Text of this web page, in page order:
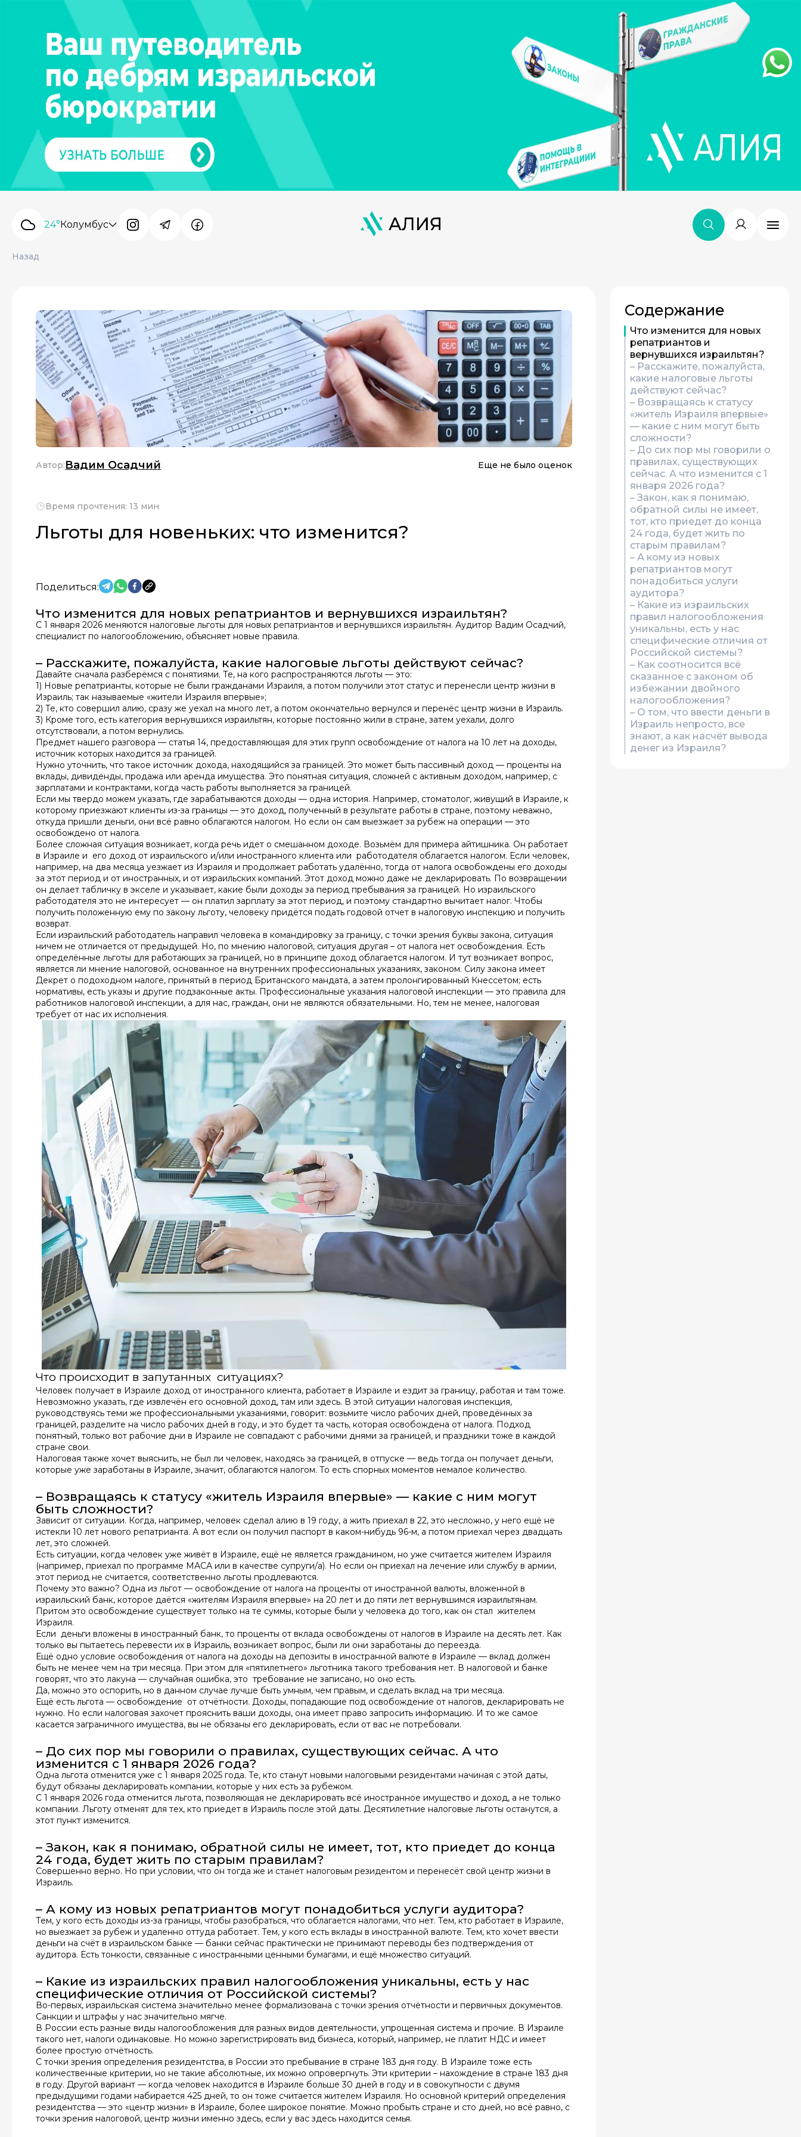
24°Колумбус
Назад
Автор:Вадим Осадчий Еще не было оценок
Время прочтения: 13 мин
Льготы для новеньких: что изменится?
Поделиться:
Что изменится для новых репатриантов и вернувшихся израильтян?
С 1 января 2026 меняются налоговые льготы для новых репатриантов и вернувшихся израильтян. Аудитор Вадим Осадчий,
специалист по налогообложению, объясняет новые правила.
– Расскажите, пожалуйста, какие налоговые льготы действуют сейчас?
Давайте сначала разберёмся с понятиями. Те, на кого распространяются льготы — это:
1) Новые репатрианты, которые не были гражданами Израиля, а потом получили этот статус и перенесли центр жизни в
Израиль; так называемые «жители Израиля впервые»;
2) Те, кто совершил алию, сразу же уехал на много лет, а потом окончательно вернулся и перенёс центр жизни в Израиль.
3) Кроме того, есть категория вернувшихся израильтян, которые постоянно жили в стране, затем уехали, долго
отсутствовали, а потом вернулись.
Предмет нашего разговора — статья 14, предоставляющая для этих групп освобождение от налога на 10 лет на доходы,
источник которых находится за границей.
Нужно уточнить, что такое источник дохода, находящийся за границей. Это может быть пассивный доход — проценты на
вклады, дивиденды, продажа или аренда имущества. Это понятная ситуация, сложней с активным доходом, например, с
зарплатами и контрактами, когда часть работы выполняется за границей.
Если мы твердо можем указать, где зарабатываются доходы — одна история. Например, стоматолог, живущий в Израиле, к
которому приезжают клиенты из-за границы — это доход, полученный в результате работы в стране, поэтому неважно,
откуда пришли деньги, они всё равно облагаются налогом. Но если он сам выезжает за рубеж на операции — это
освобождено от налога.
Более сложная ситуация возникает, когда речь идет о смешанном доходе. Возьмём для примера айтишника. Он работает
в Израиле и его доход от израильского и/или иностранного клиента или работодателя облагается налогом. Если человек,
например, на два месяца уезжает из Израиля и продолжает работать удалённо, тогда от налога освобождены его доходы
за этот период и от иностранных, и от израильских компаний. Этот доход можно даже не декларировать. По возвращении
он делает табличку в экселе и указывает, какие были доходы за период пребывания за границей. Но израильского
работодателя это не интересует — он платил зарплату за этот период, и поэтому стандартно вычитает налог. Чтобы
получить положенную ему по закону льготу, человеку придётся подать годовой отчет в налоговую инспекцию и получить
возврат.
Если израильский работодатель направил человека в командировку за границу, с точки зрения буквы закона, ситуация
ничем не отличается от предыдущей. Но, по мнению налоговой, ситуация другая – от налога нет освобождения. Есть
определённые льготы для работающих за границей, но в принципе доход облагается налогом. И тут возникает вопрос,
является ли мнение налоговой, основанное на внутренних профессиональных указаниях, законом. Силу закона имеет
Декрет о подоходном налоге, принятый в период Британского мандата, а затем пролонгированный Кнессетом; есть
нормативы, есть указы и другие подзаконные акты. Профессиональные указания налоговой инспекции — это правила для
работников налоговой инспекции, а для нас, граждан, они не являются обязательными. Но, тем не менее, налоговая
требует от нас их исполнения.
Что происходит в запутанных ситуациях?
Человек получает в Израиле доход от иностранного клиента, работает в Израиле и ездит за границу, работая и там тоже.
Невозможно указать, где извлечён его основной доход, там или здесь. В этой ситуации налоговая инспекция,
руководствуясь теми же профессиональными указаниями, говорит: возьмите число рабочих дней, проведённых за
границей, разделите на число рабочих дней в году, и это будет та часть, которая освобождена от налога. Подход
понятный, только вот рабочие дни в Израиле не совпадают с рабочими днями за границей, и праздники тоже в каждой
стране свои.
Налоговая также хочет выяснить, не был ли человек, находясь за границей, в отпуске — ведь тогда он получает деньги,
которые уже заработаны в Израиле, значит, облагаются налогом. То есть спорных моментов немалое количество.
– Возвращаясь к статусу «житель Израиля впервые» — какие с ним могут
быть сложности?
Зависит от ситуации. Когда, например, человек сделал алию в 19 году, а жить приехал в 22, это несложно, у него ещё не
истекли 10 лет нового репатрианта. А вот если он получил паспорт в каком-нибудь 96-м, а потом приехал через двадцать
лет, это сложней.
Есть ситуации, когда человек уже живёт в Израиле, ещё не является гражданином, но уже считается жителем Израиля
(например, приехал по программе МАСА или в качестве супруги/а). Но если он приехал на лечение или службу в армии,
этот период не считается, соответственно льготы продлеваются.
Почему это важно? Одна из льгот — освобождение от налога на проценты от иностранной валюты, вложенной в
израильский банк, которое даётся «жителям Израиля впервые» на 20 лет и до пяти лет вернувшимся израильтянам.
Притом это освобождение существует только на те суммы, которые были у человека до того, как он стал жителем
Израиля.
Если деньги вложены в иностранный банк, то проценты от вклада освобождены от налогов в Израиле на десять лет. Как
только вы пытаетесь перевести их в Израиль, возникает вопрос, были ли они заработаны до переезда.
Ещё одно условие освобождения от налога на доходы на депозиты в иностранной валюте в Израиле — вклад должен
быть не менее чем на три месяца. При этом для «пятилетнего» льготника такого требования нет. В налоговой и банке
говорят, что это лакуна — случайная ошибка, это требование не записано, но оно есть.
Да, можно это оспорить, но в данном случае лучше быть умным, чем правым, и сделать вклад на три месяца.
Ещё есть льгота — освобождение от отчётности. Доходы, попадающие под освобождение от налогов, декларировать не
нужно. Но если налоговая захочет прояснить ваши доходы, она имеет право запросить информацию. И то же самое
касается заграничного имущества, вы не обязаны его декларировать, если от вас не потребовали.
– До сих пор мы говорили о правилах, существующих сейчас. А что
изменится с 1 января 2026 года?
Одна льгота отменится уже с 1 января 2025 года. Те, кто станут новыми налоговыми резидентами начиная с этой даты,
будут обязаны декларировать компании, которые у них есть за рубежом.
С 1 января 2026 года отменится льгота, позволяющая не декларировать всё иностранное имущество и доход, а не только
компании. Льготу отменят для тех, кто приедет в Израиль после этой даты. Десятилетние налоговые льготы останутся, а
этот пункт изменится.
– Закон, как я понимаю, обратной силы не имеет, тот, кто приедет до конца
24 года, будет жить по старым правилам?
Совершенно верно. Но при условии, что он тогда же и станет налоговым резидентом и перенесёт свой центр жизни в
Израиль.
– А кому из новых репатриантов могут понадобиться услуги аудитора?
Тем, у кого есть доходы из-за границы, чтобы разобраться, что облагается налогами, что нет. Тем, кто работает в Израиле,
но выезжает за рубеж и удаленно оттуда работает. Тем, у кого есть вклады в иностранной валюте. Тем, кто хочет ввести
деньги на счёт в израильском банке — банки сейчас практически не принимают переводы без подтверждения от
аудитора. Есть тонкости, связанные с иностранными ценными бумагами, и ещё множество ситуаций.
– Какие из израильских правил налогообложения уникальны, есть у нас
специфические отличия от Российской системы?
Во-первых, израильская система значительно менее формализована с точки зрения отчётности и первичных документов.
Санкции и штрафы у нас значительно мягче.
В России есть разные виды налогообложения для разных видов деятельности, упрощенная система и прочие. В Израиле
такого нет, налоги одинаковые. Но можно зарегистрировать вид бизнеса, который, например, не платит НДС и имеет
более простую отчётность.
С точки зрения определения резидентства, в России это пребывание в стране 183 дня году. В Израиле тоже есть
количественные критерии, но не такие абсолютные, их можно опровергнуть. Эти критерии – нахождение в стране 183 дня
в году. Другой вариант — когда человек находится в Израиле больше 30 дней в году и в совокупности с двумя
предыдущими годами набирается 425 дней, то он тоже считается жителем Израиля. Но основной критерий определения
резидентства — это «центр жизни» в Израиле, более широкое понятие. Можно пробыть стране и сто дней, но всё равно, с
точки зрения налоговой, центр жизни именно здесь, если у вас здесь находится семья.
Содержание
Что изменится для новых
репатриантов и
вернувшихся израильтян?
– Расскажите, пожалуйста,
какие налоговые льготы
действуют сейчас?
– Возвращаясь к статусу
«житель Израиля впервые»
— какие с ним могут быть
сложности?
– До сих пор мы говорили о
правилах, существующих
сейчас. А что изменится с 1
января 2026 года?
– Закон, как я понимаю,
обратной силы не имеет,
тот, кто приедет до конца
24 года, будет жить по
старым правилам?
– А кому из новых
репатриантов могут
понадобиться услуги
аудитора?
– Какие из израильских
правил налогообложения
уникальны, есть у нас
специфические отличия от
Российской системы?
– Как соотносится всё
сказанное с законом об
избежании двойного
налогообложения?
– О том, что ввести деньги в
Израиль непросто, все
знают, а как насчёт вывода
денег из Израиля?